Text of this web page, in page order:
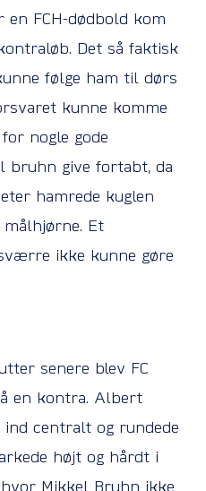
FCH-dødbold kom
Det så faktisk
følge ham til dørs
kunne komme
nogle gode
bruhn give fortabt, da
hamrede kuglen
Et
ikke kunne gøre
senere blev FC
en kontra. Albert
centralt og rundede
højt og hårdt i
Mikkel Bruhn ikke